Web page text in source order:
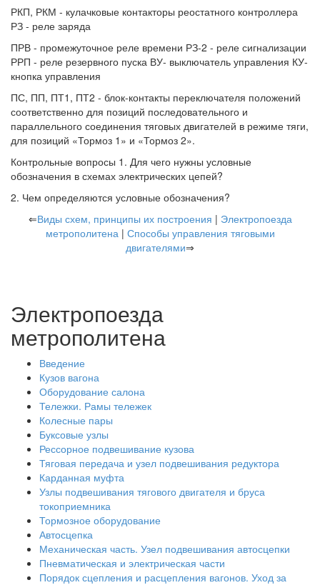
РКП, РКМ - кулачковые контакторы реостатного контроллера
РЗ - реле заряда
ПРВ - промежуточное реле времени РЗ-2 - реле сигнализации
РРП - реле резервного пуска ВУ- выключатель управления КУ-
кнопка управления
ПС, ПП, ПТ1, ПТ2 - блок-контакты переключателя положений
соответственно для позиций последовательного и
параллельного соединения тяговых двигателей в режиме тяги,
для позиций «Тормоз 1» и «Тормоз 2».
Контрольные вопросы 1. Для чего нужны условные
обозначения в схемах электрических цепей?
2. Чем определяются условные обозначения?
⇐Виды схем, принципы их построения | Электропоезда
метрополитена| Способы управления тяговыми
двигателями⇒
Электропоезда
метрополитена
Введение
Кузов вагона
Оборудование салона
Тележки. Рамы тележек
Колесные пары
Буксовые узлы
Рессорное подвешивание кузова
Тяговая передача и узел подвешивания редуктора
Карданная муфта
Узлы подвешивания тягового двигателя и бруса
токоприемника
Тормозное оборудование
Автосцепка
Механическая часть. Узел подвешивания автосцепки
Пневматическая и электрическая части
Порядок сцепления и расцепления вагонов. Уход за